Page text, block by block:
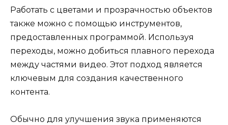
Работать с цветами и прозрачностью объектов
также можно с помощью инструментов,
предоставленных программой. Используя
переходы, можно добиться плавного перехода
между частями видео. Этот подход является
ключевым для создания качественного
контента.
Обычно для улучшения звука применяются